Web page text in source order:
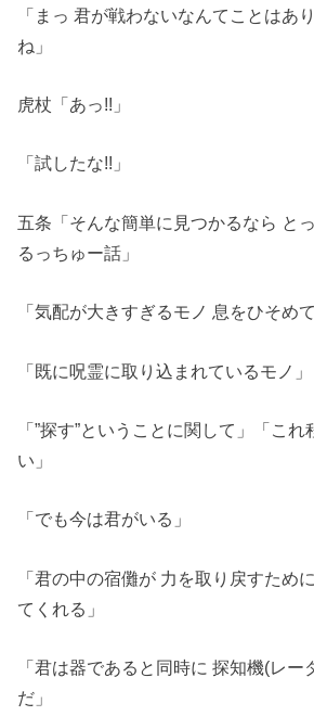
「まっ 君が戦わないなんてことはあ
ね」
虎杖「あっ!!」
「試したな!!」
五条「そんな簡単に見つかるなら と
るっちゅー話」
「気配が大きすぎるモノ 息をひそめ
「既に呪霊に取り込まれているモノ」
「”探す”ということに関して」「こ
い」
「でも今は君がいる」
「君の中の宿儺が 力を取り戻すため
てくれる」
「君は器であると同時に 探知機(レー
だ」